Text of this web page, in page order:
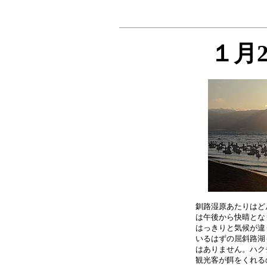
１月
釧路湿原あたりは
は午後から快晴と
はっきりと気候が
いるはずの屈斜路
はありません。ハ
観光客が餌をくれ